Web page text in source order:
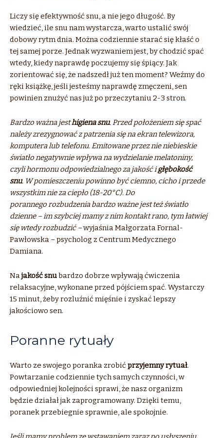
Liczy się efektywność snu, a nie jego długość. By
wiedzieć, ile snu nam wystarcza, warto ustalić swój
dobowy rytm dnia. Można codziennie starać się kłaść o
tej samej porze. Jednak wyzwaniem jest, by chodzić spać
wtedy, kiedy naprawdę poczujemy się śpiący. Jak
zorientować się, że nadszedł już ten moment? Weźmy do
ręki książkę, jeśli jesteśmy naprawdę zmęczeni, sen
powinien znużyć nas już po przeczytaniu 2-3 stron.
Bardzo ważna jesthigiena snu. Przed położeniem się spać
należy zrezygnować z patrzenia się na ekran telewizora,
komputera lub telefonu. Emitowane przez nie niebieskie
światło negatywnie wpływa na wydzielanie melatoniny,
czyli hormonu odpowiedzialnego za jakość igłębokość
snu. W pomieszczeniupowinno być ciemno, cicho i przede
wszystkim nie za ciepło (18-20°C). Do
porannego rozbudzenia bardzo ważne jest też światło
dzienne – im szybciej mamy z nim kontakt rano, tym łatwiej
się wtedy rozbudzić –wyjaśnia Małgorzata Fornal-
Pawłowska – psycholog z Centrum Medycznego
Damiana.
Najakość snubardzo dobrze wpływają ćwiczenia
relaksacyjne, wykonane przed pójściem spać. Wystarczy
15 minut, żeby rozluźnić mięśnie i zyskać lepszy
jakościowo sen.
Poranne rytuały
Warto ze swojego poranka zrobić przyjemny rytuał.
Powtarzanie codziennie tych samych czynności, w
odpowiedniej kolejności sprawi, że nasz organizm
będzie działał jak zaprogramowany. Dzięki temu,
poranek przebiegnie sprawnie, ale spokojnie.